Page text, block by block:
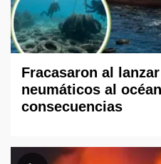
Fracasaron al
neumáticos al
consecuencias